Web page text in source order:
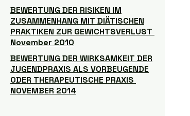
BEWERTUNG DER RISIKEN IM
ZUSAMMENHANG MIT DIÄTISCHEN
PRAKTIKEN ZUR GEWICHTSVERLUST
November 2010
BEWERTUNG DER WIRKSAMKEIT DER
JUGENDPRAXIS ALS VORBEUGENDE
ODER THERAPEUTISCHE PRAXIS
NOVEMBER 2014